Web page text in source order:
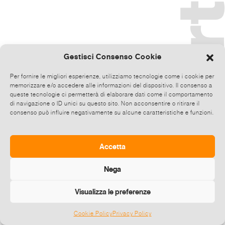
Gestisci Consenso Cookie
Per fornire le migliori esperienze, utilizziamo tecnologie come i cookie per
memorizzare e/o accedere alle informazioni del dispositivo. Il consenso a
queste tecnologie ci permetterà di elaborare dati come il comportamento
di navigazione o ID unici su questo sito. Non acconsentire o ritirare il
consenso può influire negativamente su alcune caratteristiche e funzioni.
Accetta
Nega
Visualizza le preferenze
Cookie PolicyPrivacy Policy
©2026 E-zine